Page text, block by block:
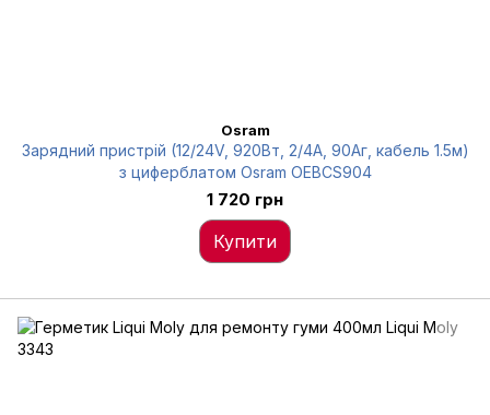
Osram
Зарядний пристрій (12/24V, 920Вт, 2/4А, 90Аг, кабель 1.5м)
з циферблатом Osram OEBCS904
1 720 грн
Купити